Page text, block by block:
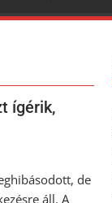
ígérik,
de
áll. A